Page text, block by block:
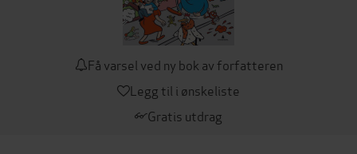
Få varsel ved ny bok av forfatteren
Legg til i ønskeliste
Gratis utdrag